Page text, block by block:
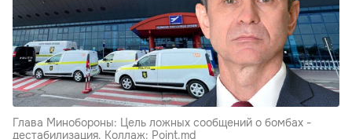
Глава Минобороны: Цель ложных сообщений о бомбах -
дестабилизация. Коллаж: Point.md